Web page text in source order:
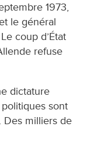
1973,
le général
coup d’État
refuse
dictature
sont
Des milliers de